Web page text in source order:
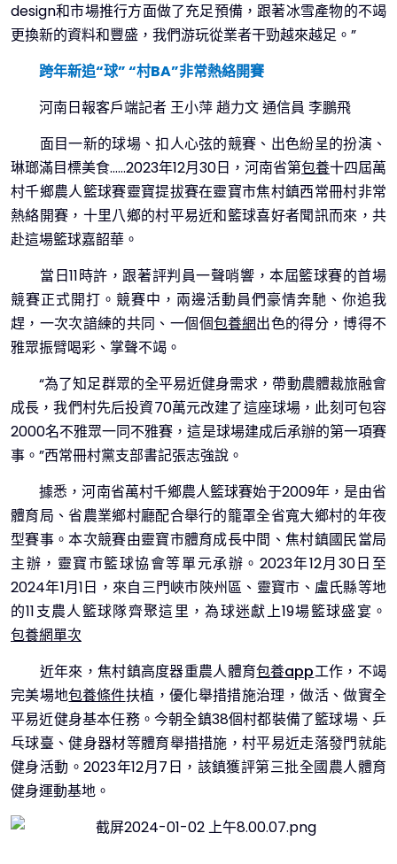
design和市場推行方面做了充足預備，跟著冰雪產物的不竭
更換新的資料和豐盛，我們游玩從業者干勁越來越足。”
跨年新追“球” “村BA”非常熱絡開賽
河南日報客戶端記者 王小萍 趙力文 通信員 李鵬飛
面目一新的球場、扣人心弦的競賽、出色紛呈的扮演、
琳瑯滿目標美食……2023年12月30日，河南省第包養十四屆萬
村千鄉農人籃球賽靈寶提拔賽在靈寶市焦村鎮西常冊村非常
熱絡開賽，十里八鄉的村平易近和籃球喜好者聞訊而來，共
赴這場籃球嘉韶華。
當日11時許，跟著評判員一聲哨響，本屆籃球賽的首場
競賽正式開打。競賽中，兩邊活動員們豪情奔馳、你追我
趕，一次次諳練的共同、一個個包養網出色的得分，博得不
雅眾振臂喝彩、掌聲不竭。
“為了知足群眾的全平易近健身需求，帶動農體裁旅融會
成長，我們村先后投資70萬元改建了這座球場，此刻可包容
2000名不雅眾一同不雅賽，這是球場建成后承辦的第一項賽
事。”西常冊村黨支部書記張志強說。
據悉，河南省萬村千鄉農人籃球賽始于2009年，是由省
體育局、省農業鄉村廳配合舉行的籠罩全省寬大鄉村的年夜
型賽事。本次競賽由靈寶市體育成長中間、焦村鎮國民當局
主辦，靈寶市籃球協會等單元承辦。2023年12月30日至
2024年1月1日，來自三門峽市陜州區、靈寶市、盧氏縣等地
的11支農人籃球隊齊聚這里，為球迷獻上19場籃球盛宴。
包養網單次
近年來，焦村鎮高度器重農人體育包養app工作，不竭
完美場地包養條件扶植，優化舉措措施治理，做活、做實全
平易近健身基本任務。今朝全鎮38個村都裝備了籃球場、乒
乓球臺、健身器材等體育舉措措施，村平易近走落發門就能
健身活動。2023年12月7日，該鎮獲評第三批全國農人體育
健身運動基地。